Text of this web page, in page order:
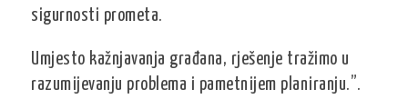
sigurnosti prometa.
Umjesto kažnjavanja građana, rješenje tražimo u
razumijevanju problema i pametnijem planiranju.”.